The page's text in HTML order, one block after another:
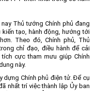
Thủ tướng Chính phủ đang
kiến tạo, hành động, hướng tới
Theo đó, Chính phủ, Thủ
chỉ đạo, điều hành để cải
cực tham mưu giúp Chính
này.
dựng Chính phủ điện tử. Để cụ
nhất trí việc thành lập Ủy ban